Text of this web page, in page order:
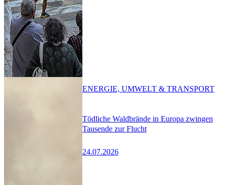
Tödliche Waldbrände in Europa zwingen
Tausende zur Flucht
24.07.2026
ENERGIE, UMWELT & TRANSPORT